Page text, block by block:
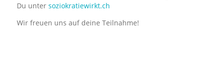
Du unter soziokratiewirkt.ch
Wir freuen uns auf deine Teilnahme!